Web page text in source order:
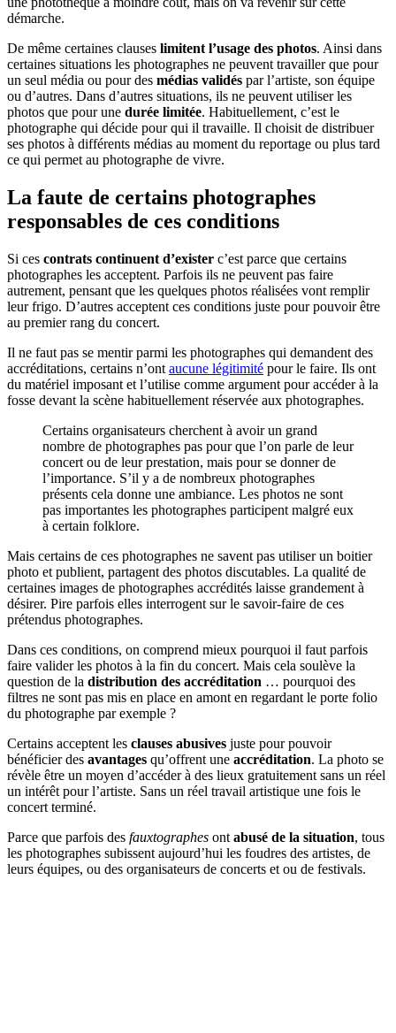
démarche.
De même certaines clauses limitent l’usage des photos. Ainsi dans
certaines situations les photographes ne peuvent travailler que pour
un seul média ou pour des médias validés par l’artiste, son équipe
ou d’autres. Dans d’autres situations, ils ne peuvent utiliser les
photos que pour une durée limitée. Habituellement, c’est le
photographe qui décide pour qui il travaille. Il choisit de distribuer
ses photos à différents médias au moment du reportage ou plus tard
ce qui permet au photographe de vivre.
La faute de certains photographes
responsables de ces conditions
Si ces contrats continuent d’exister c’est parce que certains
photographes les acceptent. Parfois ils ne peuvent pas faire
autrement, pensant que les quelques photos réalisées vont remplir
leur frigo. D’autres acceptent ces conditions juste pour pouvoir être
au premier rang du concert.
Il ne faut pas se mentir parmi les photographes qui demandent des
accréditations, certains n’ont aucune légitimité pour le faire. Ils ont
du matériel imposant et l’utilise comme argument pour accéder à la
fosse devant la scène habituellement réservée aux photographes.
Certains organisateurs cherchent à avoir un grand
nombre de photographes pas pour que l’on parle de leur
concert ou de leur prestation, mais pour se donner de
l’importance. S’il y a de nombreux photographes
présents cela donne une ambiance. Les photos ne sont
pas importantes les photographes participent malgré eux
à certain folklore.
Mais certains de ces photographes ne savent pas utiliser un boitier
photo et publient, partagent des photos discutables. La qualité de
certaines images de photographes accrédités laisse grandement à
désirer. Pire parfois elles interrogent sur le savoir-faire de ces
prétendus photographes.
Dans ces conditions, on comprend mieux pourquoi il faut parfois
faire valider les photos à la fin du concert. Mais cela soulève la
question de la distribution des accréditation … pourquoi des
filtres ne sont pas mis en place en amont en regardant le porte folio
du photographe par exemple ?
Certains acceptent les clauses abusives juste pour pouvoir
bénéficier des avantages qu’offrent une accréditation. La photo se
révèle être un moyen d’accéder à des lieux gratuitement sans un réel
un intérêt pour l’artiste. Sans un réel travail artistique une fois le
concert terminé.
Parce que parfois des fauxtographes ont abusé de la situation, tous
les photographes subissent aujourd’hui les foudres des artistes, de
leurs équipes, ou des organisateurs de concerts et ou de festivals.